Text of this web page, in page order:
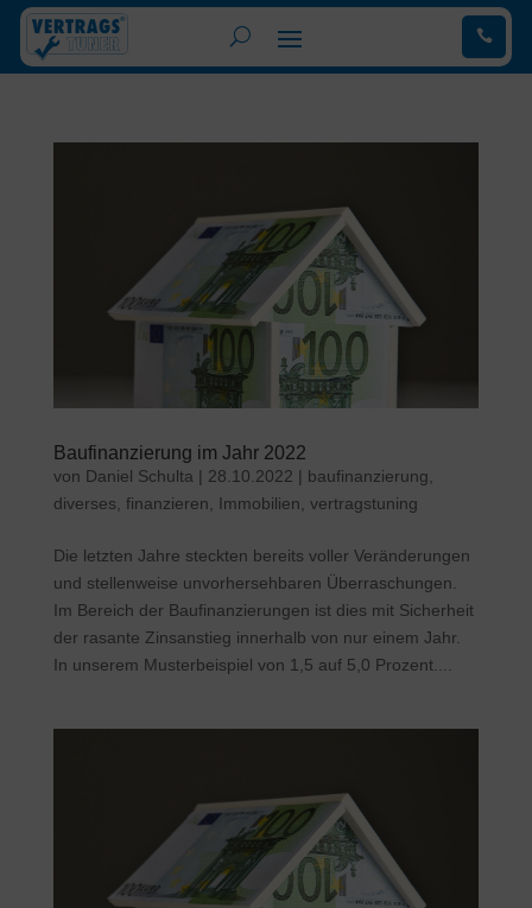
Baufinanzierung im Jahr 2022
von Daniel Schulta | 28.10.2022 | baufinanzierung
diverses finanzieren Immobilien vertragstuning
Die letzten Jahre steckten bereits voller Veränderungen
und stellenweise unvorhersehbaren Überraschungen.
Im Bereich der Baufinanzierungen ist dies mit Sicherheit
der rasante Zinsanstieg innerhalb von nur einem Jahr.
In unserem Musterbeispiel von 1,5 auf 5,0 Prozent....